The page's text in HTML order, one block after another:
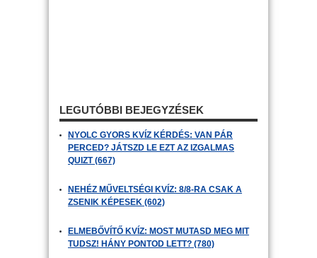
LEGUTÓBBI BEJEGYZÉSEK
NYOLC GYORS KVÍZ KÉRDÉS: VAN PÁR
PERCED? JÁTSZD LE EZT AZ IZGALMAS
QUIZT (667)
NEHÉZ MŰVELTSÉGI KVÍZ: 8/8-RA CSAK A
ZSENIK KÉPESEK (602)
ELMEBŐVÍTŐ KVÍZ: MOST MUTASD MEG MIT
TUDSZ! HÁNY PONTOD LETT? (780)